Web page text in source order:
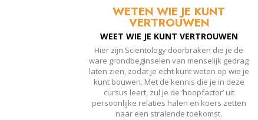
WETEN WIE JE KUNT
VERTROUWEN
WEET WIE JE KUNT VERTROUWEN
Hier zijn Scientology doorbraken die je de
ware grondbeginselen van menselijk gedrag
laten zien, zodat je echt kunt weten op wie je
kunt bouwen. Met de kennis die je in deze
cursus leert, zul je de ‘hoopfactor’ uit
persoonlijke relaties halen en koers zetten
naar een stralende toekomst.